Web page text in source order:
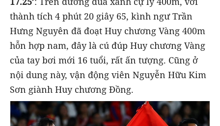
thành tích 4 phút 20 giây 65, kình ngư Trần
Hưng Nguyên đã đoạt Huy chương Vàng 400m
hỗn hợp nam, đây là cú đúp Huy chương Vàng
của tay bơi mới 16 tuổi, rất ấn tượng. Cũng ở
nội dung này, vận động viên Nguyễn Hữu Kim
Sơn giành Huy chương Đồng.